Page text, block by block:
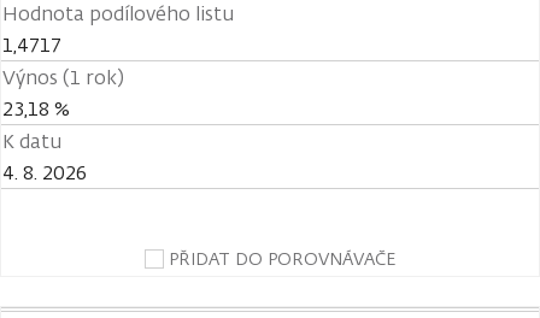
Hodnota podílového listu
1,4717
Výnos (1 rok)
23,18 %
K datu
4. 8. 2026
PŘIDAT DO POROVNÁVAČE